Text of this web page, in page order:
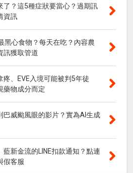
了？這5種症狀要當心？過期訊
資訊
黑心食物？每天在吃？內容農
訊獲取管道
疼、EVE入境可能被判5年徒
藥物成分而定
巴威颱風眼的影片？實為AI生成
藍新金流的LINE扣款通知？點連
假客服